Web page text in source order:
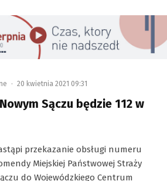
· 20 kwietnia 2021 09:31
Sączu będzie 112 w
przekazanie obsługi numeru
Miejskiej Państwowej Straży
do Wojewódzkiego Centrum